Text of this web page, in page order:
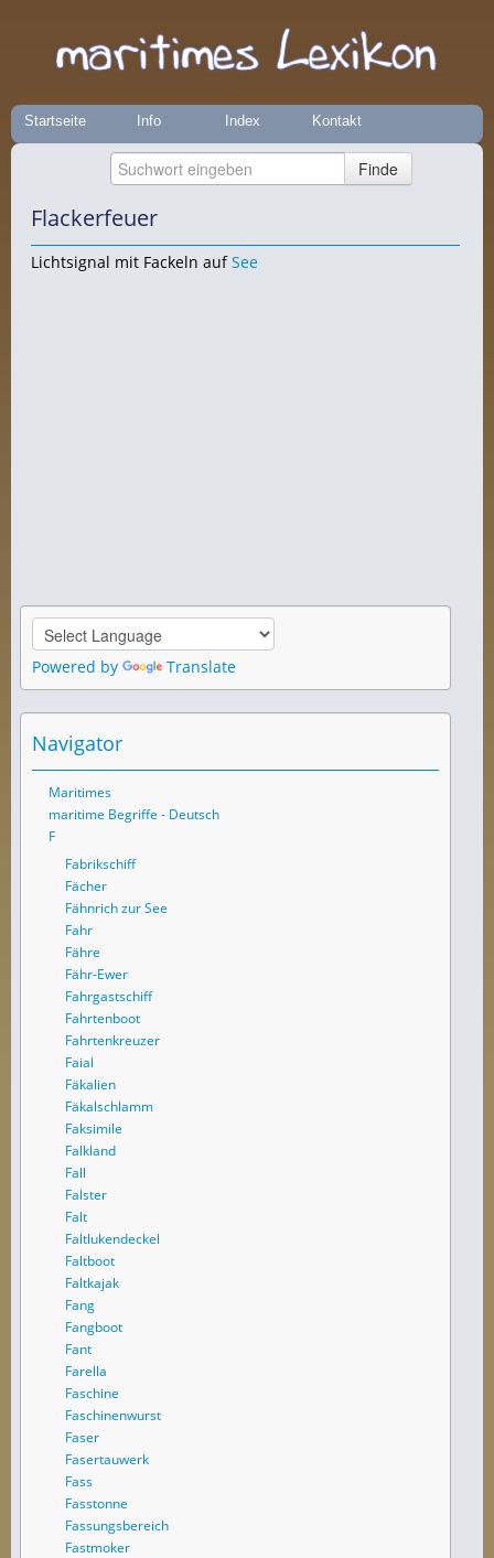
Startseite Info Index Kontakt
Flackerfeuer
Lichtsignal mit Fackeln aufSee
Powered by Translate
Navigator
Maritimes
maritime Begriffe - Deutsch
F
Fabrikschiff
Fächer
Fähnrich zur See
Fahr
Fähre
Fähr-Ewer
Fahrgastschiff
Fahrtenboot
Fahrtenkreuzer
Faial
Fäkalien
Fäkalschlamm
Faksimile
Falkland
Fall
Falster
Falt
Faltlukendeckel
Faltboot
Faltkajak
Fang
Fangboot
Fant
Farella
Faschine
Faschinenwurst
Faser
Fasertauwerk
Fass
Fasstonne
Fassungsbereich
Fastmoker